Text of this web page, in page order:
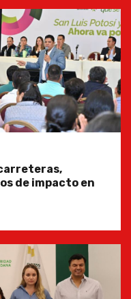
de impacto en